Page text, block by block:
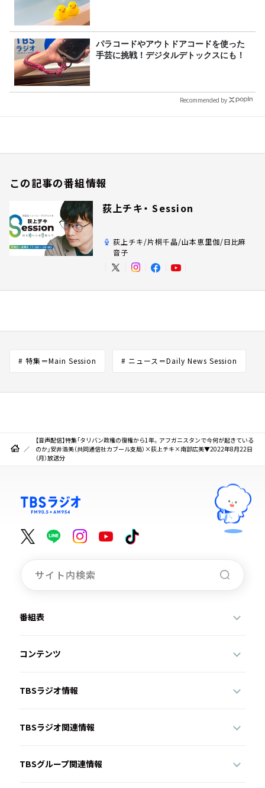
パラコードやアウトドアコードを使った
手芸に挑戦！デジタルデトックスにも！
Recommended by
この記事の番組情報
荻上チキ・ Session
荻上チキ/片桐千晶/山本恵里伽/日比麻
音子
# 特集＝Main Session # ニュース＝Daily News Session
【音声配信】特集「タリバン政権の復権から1年。アフガニスタンで今何が起きている
のか」安井浩美（共同通信社カブール支局）×荻上チキ×南部広美▼2022年8月22日
（月）放送分
番組表
コンテンツ
TBSラジオ情報
TBSラジオ関連情報
TBSグループ関連情報